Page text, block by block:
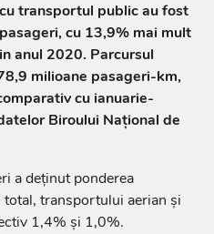
transportul public au fost
cu 13,9% mai mult
anul 2020. Parcursul
milioane pasageri-km,
cu ianuarie-
Biroului Național de
a deținut ponderea
transportului aerian și
1,4% și 1,0%.